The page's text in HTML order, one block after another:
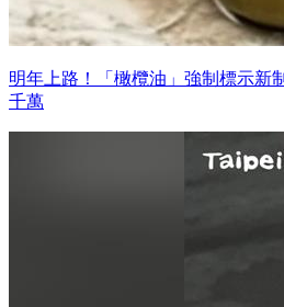
明年上路！「橄欖油」強制標示新
千萬